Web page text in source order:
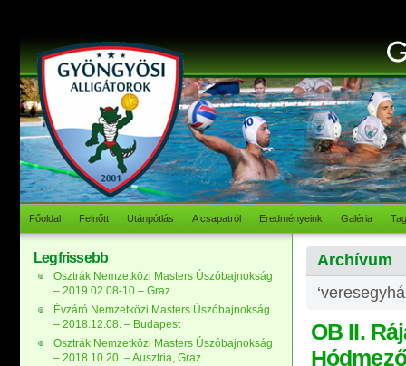
Főoldal Felnőtt Utánpótlás A csapatról Eredményeink Galéria
Archívum
OB II.
Legfrissebb
Osztrák Nemzetközi Masters Úszóbajnokság
– 2019.02.08-10 – Graz
Évzáró Nemzetközi Masters Úszóbajnokság
– 2018.12.08. – Budapest
Osztrák Nemzetközi Masters Úszóbajnokság
– 2018.10.20. – Ausztria, Graz